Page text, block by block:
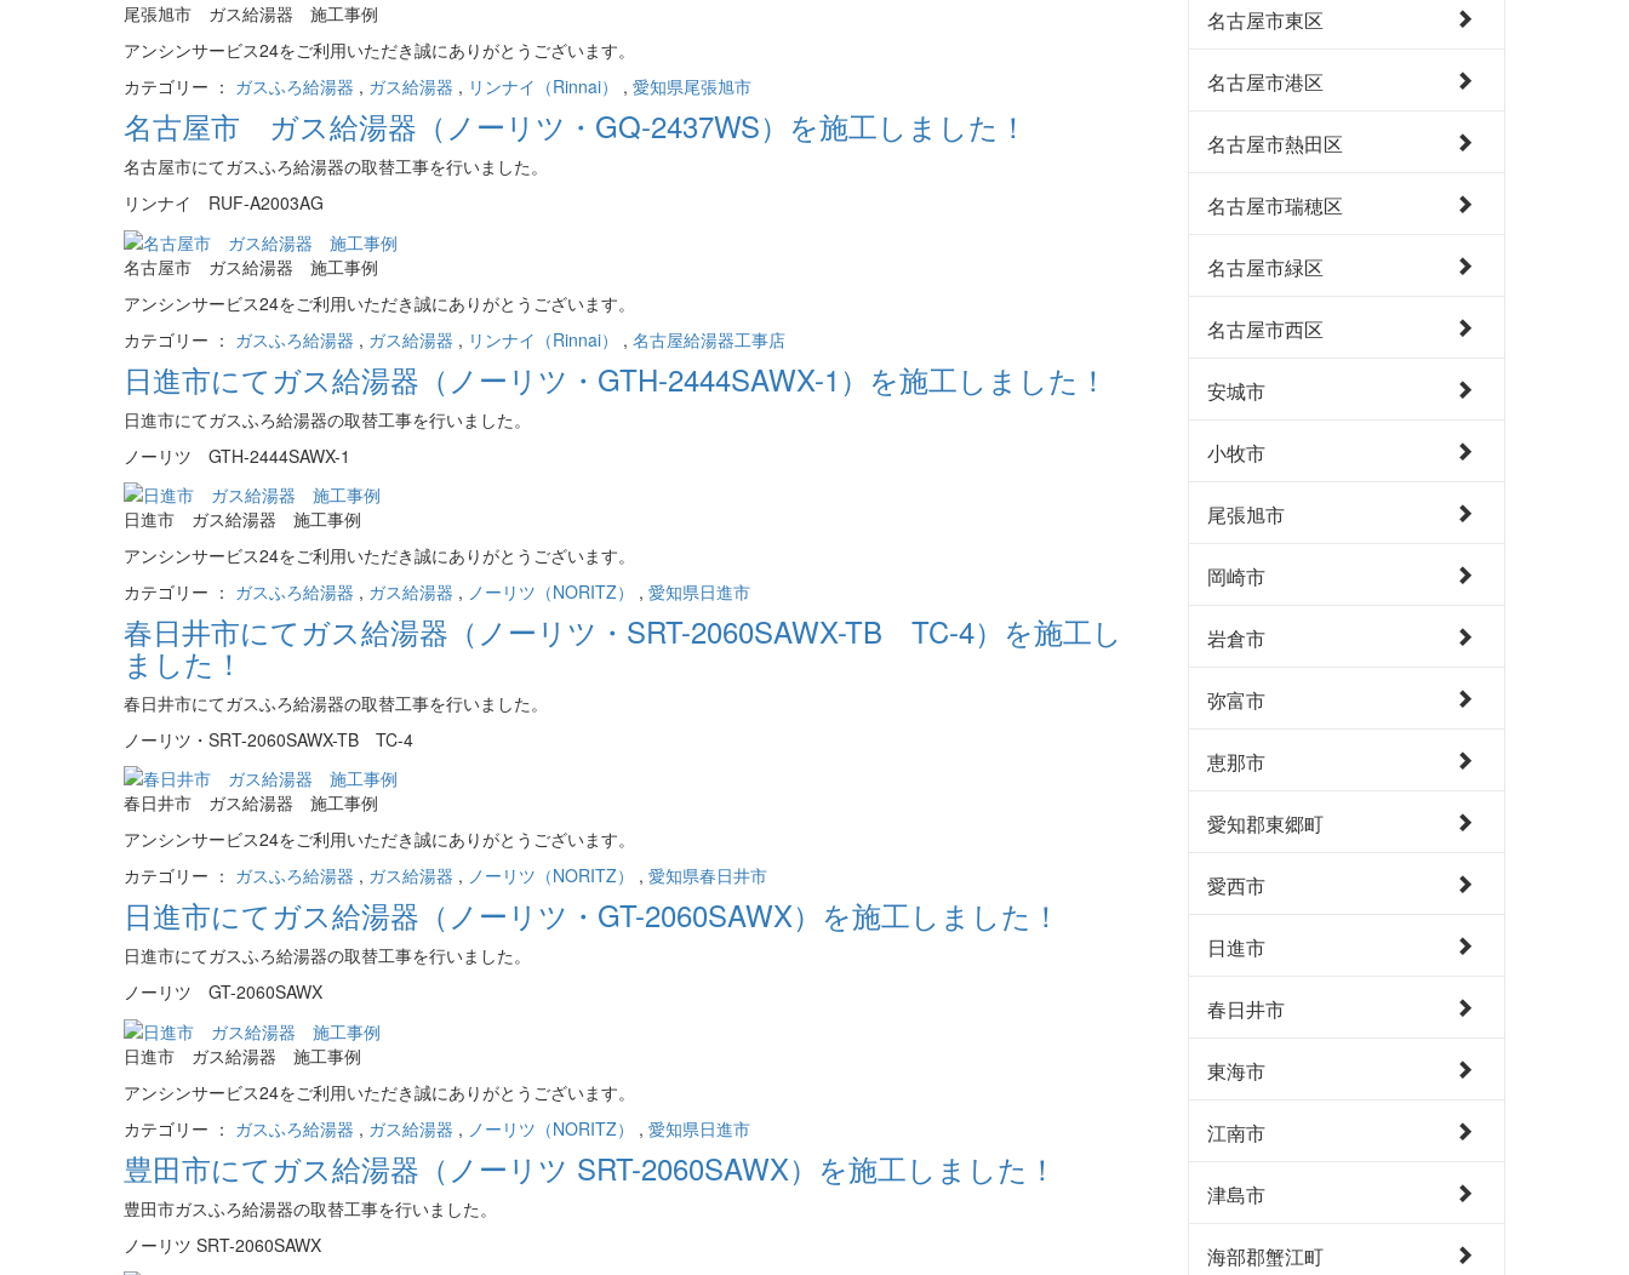
尾張旭市 ガス給湯器 施工事例
アンシンサービス24をご利用いただき誠にありがとうございます。
カテゴリー ： ガスふろ給湯器 , ガス給湯器 , リンナイ（Rinnai） , 愛知県尾張旭市
名古屋市 ガス給湯器（ノーリツ・GQ-2437WS）を施工しました！
名古屋市にてガスふろ給湯器の取替工事を行いました。
リンナイ RUF-A2003AG
名古屋市 ガス給湯器 施工事例
アンシンサービス24をご利用いただき誠にありがとうございます。
カテゴリー ： ガスふろ給湯器 , ガス給湯器 , リンナイ（Rinnai） , 名古屋給湯器工事店
日進市にてガス給湯器（ノーリツ・GTH-2444SAWX-1）を施工しました！
日進市にてガスふろ給湯器の取替工事を行いました。
ノーリツ GTH-2444SAWX-1
日進市 ガス給湯器 施工事例
アンシンサービス24をご利用いただき誠にありがとうございます。
カテゴリー ： ガスふろ給湯器 , ガス給湯器 , ノーリツ（NORITZ） , 愛知県日進市
春日井市にてガス給湯器（ノーリツ・SRT-2060SAWX-TB TC-4）を施工し
ました！
春日井市にてガスふろ給湯器の取替工事を行いました。
ノーリツ・SRT-2060SAWX-TB TC-4
春日井市 ガス給湯器 施工事例
アンシンサービス24をご利用いただき誠にありがとうございます。
カテゴリー ： ガスふろ給湯器 , ガス給湯器 , ノーリツ（NORITZ） , 愛知県春日井市
日進市にてガス給湯器（ノーリツ・GT-2060SAWX）を施工しました！
日進市にてガスふろ給湯器の取替工事を行いました。
ノーリツ GT-2060SAWX
日進市 ガス給湯器 施工事例
アンシンサービス24をご利用いただき誠にありがとうございます。
カテゴリー ： ガスふろ給湯器 , ガス給湯器 , ノーリツ（NORITZ） , 愛知県日進市
豊田市にてガス給湯器（ノーリツ SRT-2060SAWX）を施工しました！
豊田市ガスふろ給湯器の取替工事を行いました。
ノーリツ SRT-2060SAWX
名古屋市東区
名古屋市港区
名古屋市熱田区
名古屋市瑞穂区
名古屋市緑区
名古屋市西区
安城市
小牧市
尾張旭市
岡崎市
岩倉市
弥富市
恵那市
愛知郡東郷町
愛西市
日進市
春日井市
東海市
江南市
津島市
海部郡蟹江町